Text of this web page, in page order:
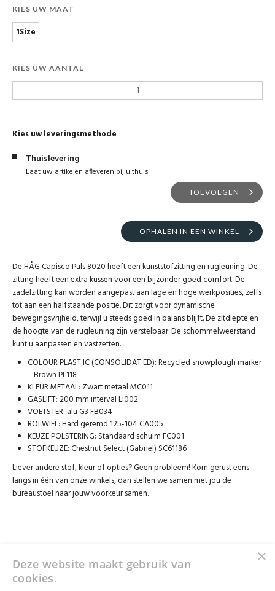
KIES UW MAAT
1Size
KIES UW AANTAL
Kies uw leveringsmethode
Thuislevering
Laat uw artikelen afleveren bij u thuis
TOEVOEGEN
OPHALEN IN EEN WINKEL
De HÅG Capisco Puls 8020 heeft een kunststofzitting en rugleuning. De
zitting heeft een extra kussen voor een bijzonder goed comfort. De
zadelzitting kan worden aangepast aan lage en hoge werkposities, zelfs
tot aan een halfstaande positie. Dit zorgt voor dynamische
bewegingsvrijheid, terwijl u steeds goed in balans blijft. De zitdiepte en
de hoogte van de rugleuning zijn verstelbaar. De schommelweerstand
kunt u aanpassen en vastzetten.
COLOUR PLAST IC (CONSOLIDAT ED): Recycled snowplough marker
– Brown PL118
KLEUR METAAL: Zwart metaal MC011
GASLIFT: 200 mm interval LI002
VOETSTER: alu G3 FB034
ROLWIEL: Hard geremd 125-104 CA005
KEUZE POLSTERING: Standaard schuim FC001
STOFKEUZE: Chestnut Select (Gabriel) SC61186
Liever andere stof, kleur of opties? Geen probleem! Kom gerust eens
langs in één van onze winkels, dan stellen we samen met jou de
bureaustoel naar jouw voorkeur samen.
×
Deze website maakt gebruik van
cookies.